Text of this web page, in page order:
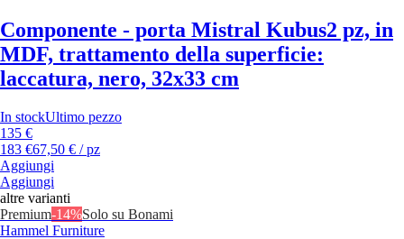
Componente - porta Mistral Kubus2 pz, in
MDF, trattamento della superficie:
laccatura, nero, 32x33 cm
In stockUltimo pezzo
135 €
183 €67,50 € / pz
Aggiungi
Aggiungi
altre varianti
Premium-14%Solo su Bonami
Hammel Furniture